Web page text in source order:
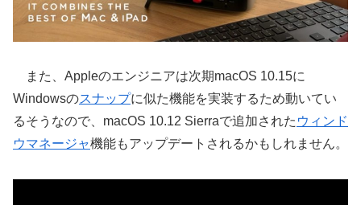
また、Appleのエンジニアは次期macOS 10.15に
Windowsのスナップに似た機能を実装するため動いてい
るそうなので、macOS 10.12 Sierraで追加された ウィンド
ウマネージャ機能もアップデートされるかもしれません。